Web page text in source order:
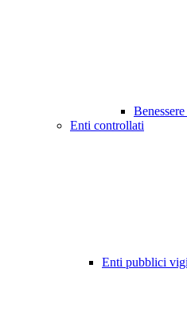
Enti controllati
Enti pubblici